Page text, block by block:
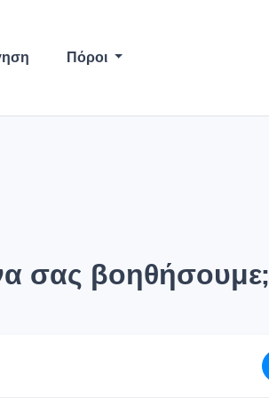
Πόροι
σας βοηθήσουμε;